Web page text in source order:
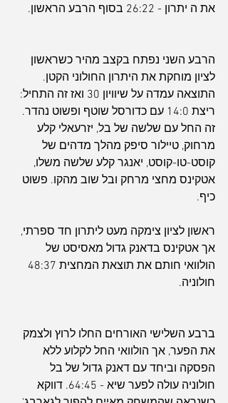
את ה יתרון - 26:22 בסוף הרבע הראשון.
הרבע השני נפתח בקצב מהיר כשראשון
לציון מוחקת את היתרון החולוני הקטן.
התוצאה עמדה על שיוויון 30 ואז זה התחיל:
ריצת 14:0 עם כדורסל שוטף ופשוט נהדר.
זה החל עם שלשה של בל, יזרעאלי קלע
מרחוק, טיילור סיפק מהלך מדהים של
קוסט-טו-קוסט, יאנגר קלע שלשה משלו,
אטקינס מחצי מרחק ובל שוב מהקו. פשוט
כיף.
ראשון לציון צימקה מעט ליתרון חד ספרתי,
אך אטקינס בדאנק גדול מאסיסט של
חולוניה.
ברבע השלישי האורחים החלו לרוץ ולצמק
את הפער, אך הולוואי החל לקלוע ללא
הפסקה וביחד עם דאנק גדול של בל
חולוניה עולה לפער שיא - 64:45. דווקא